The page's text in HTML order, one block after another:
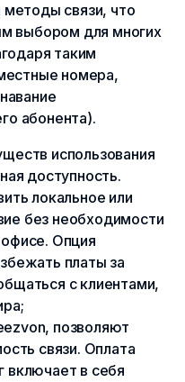
связи, что
выбором для многих
таким
номера,
абонента).
использования
доступность.
локальное или
без необходимости
Опция
платы за
с клиентами,
позволяют
связи. Оплата
включает в себя